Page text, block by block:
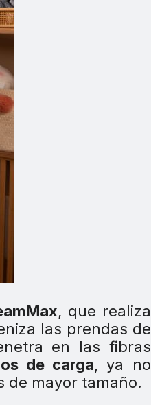
, que realiza
las prendas de
en las fibras
de carga, ya no
de mayor tamaño.